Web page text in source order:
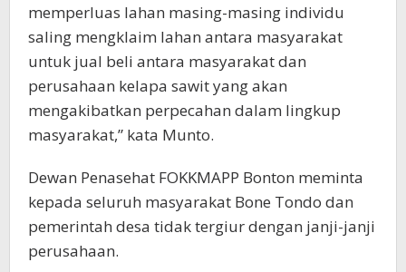
memperluas lahan masing-masing individu
saling mengklaim lahan antara masyarakat
untuk jual beli antara masyarakat dan
perusahaan kelapa sawit yang akan
mengakibatkan perpecahan dalam lingkup
masyarakat,” kata Munto.
Dewan Penasehat FOKKMAPP Bonton meminta
kepada seluruh masyarakat Bone Tondo dan
pemerintah desa tidak tergiur dengan janji-janji
perusahaan.